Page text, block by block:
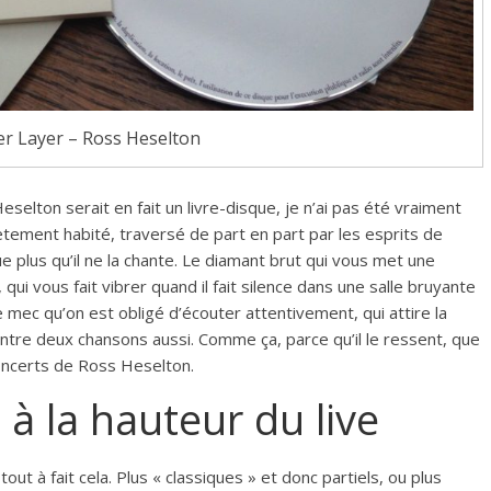
Layer – Ross Heselton
serait en fait un livre-disque, je n’ai pas été vraiment
habité, traversé de part en part par les esprits de
plus qu’il ne la chante. Le diamant brut qui vous met une
vous fait vibrer quand il fait silence dans une salle bruyante
qu’on est obligé d’écouter attentivement, qui attire la
deux chansons aussi. Comme ça, parce qu’il le ressent, que
de Ross Heselton.
la hauteur du live
à fait cela. Plus « classiques » et donc partiels, ou plus